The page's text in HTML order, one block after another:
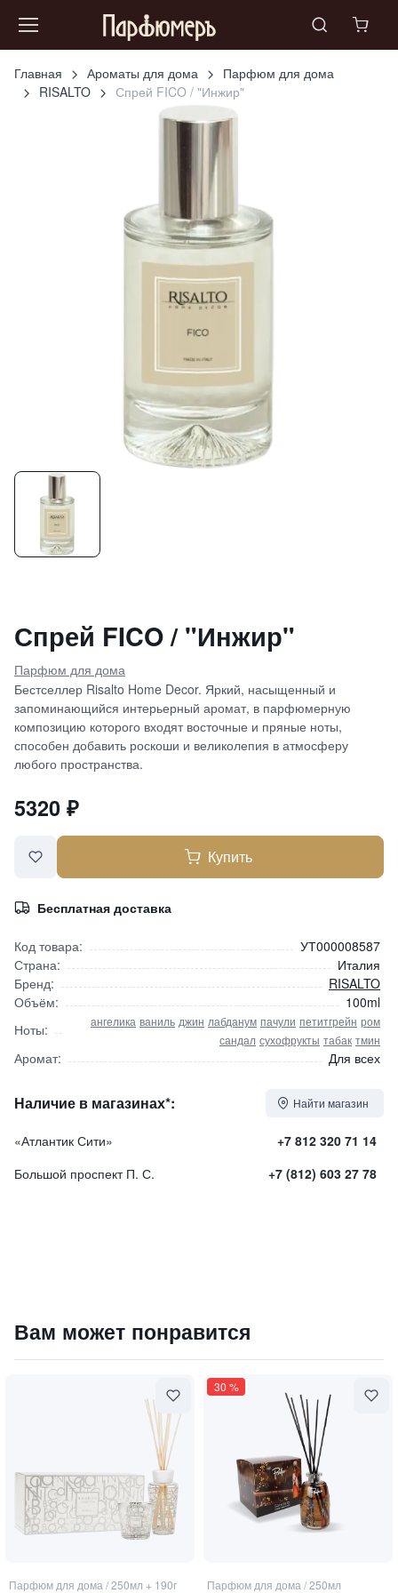
Главная Ароматы для дома
Парфюм для дома
RISALTO
Спрей FICO / "Инжир"
Спрей FICO / "Инжир"
Парфюм для дома
Бестселлер Risalto Home Decor. Яркий, насыщенный и
запоминающийся интерьерный аромат, в парфюмерную
композицию которого входят восточные и пряные ноты,
способен добавить роскоши и великолепия в атмосферу
любого пространства.
5320 ₽
Купить
Бесплатная доставка
Код товара:
УТ000008587
Страна:
Италия
Бренд:
RISALTO
Объём:
100ml
Ноты:
ангелика ваниль джин лабданум пачули петитгрейн ром
сандал сухофрукты табак тмин
Аромат: Для всех
Наличие в магазинах*: Найти магазин
«Атлантик Сити»
+7 812 320 71 14
Большой проспект П. С.
+7 (812) 603 27 78
5320₽9 840 ₽
Вам может понравится
Парфюм для дома /250мл + 190г
30 %
Парфюм для дома /250мл